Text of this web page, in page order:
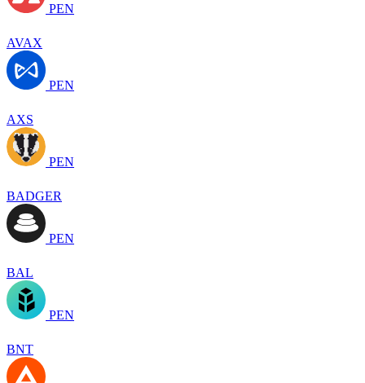
PEN
AVAX
PEN
AXS
PEN
BADGER
PEN
BAL
PEN
BNT